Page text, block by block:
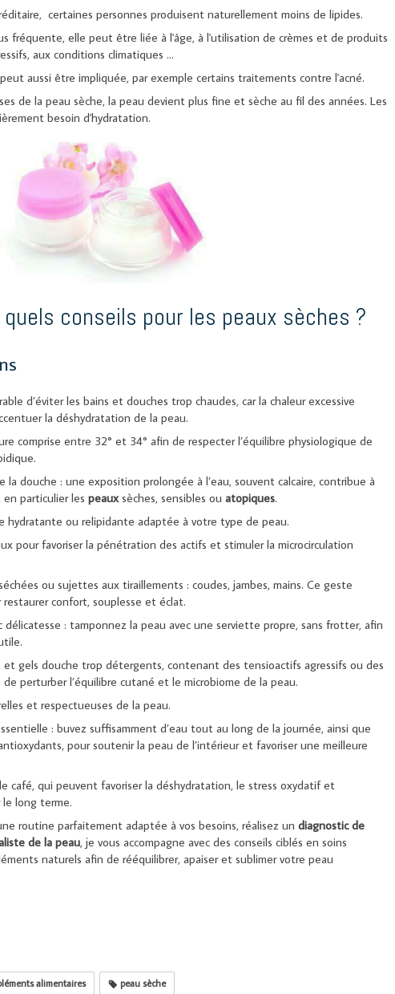
certaines personnes produisent naturellement moins de lipides.
fréquente, elle peut être liée à l'âge, à l'utilisation de crèmes et de produits
aux conditions climatiques ...
aussi être impliquée, par exemple certains traitements contre l'acné.
de la peau sèche, la peau devient plus fine et sèche au fil des années. Les
besoin d'hydratation.
conseils pour les peaux sèches ?
d’éviter les bains et douches trop chaudes, car la chaleur excessive
la déshydratation de la peau.
comprise entre 32° et 34° afin de respecter l’équilibre physiologique de
douche : une exposition prolongée à l’eau, souvent calcaire, contribue à
en particulier les peauxsèches, sensibles ou atopiques.
hydratante ou relipidante adaptée à votre type de peau.
pour favoriser la pénétration des actifs et stimuler la microcirculation
ou sujettes aux tiraillements : coudes, jambes, mains. Ce geste
confort, souplesse et éclat.
: tamponnez la peau avec une serviette propre, sans frotter, afin
gels douche trop détergents, contenant des tensioactifs agressifs ou des
perturber l’équilibre cutané et le microbiome de la peau.
et respectueuses de la peau.
: buvez suffisamment d’eau tout au long de la journée, ainsi que
pour soutenir la peau de l’intérieur et favoriser une meilleure
café, qui peuvent favoriser la déshydratation, le stress oxydatif et
long terme.
routine parfaitement adaptée à vos besoins, réalisez un diagnostic de
de la peau, je vous accompagne avec des conseils ciblés en soins
naturels afin de rééquilibrer, apaiser et sublimer votre peau
alimentaires peau sèche